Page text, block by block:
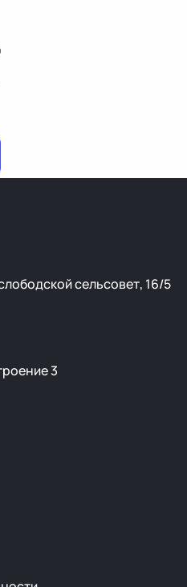
сельсовет, 16/5
3